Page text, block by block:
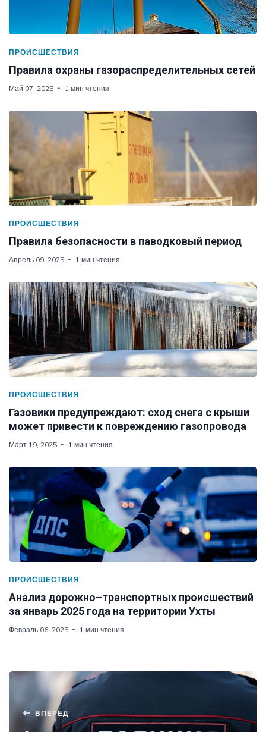
ПРОИСШЕСТВИЯ
Правила охраны газораспределительных сетей
Май 07, 2025 1 мин чтения
ПРОИСШЕСТВИЯ
Правила безопасности в паводковый период
Апрель 09, 2025 1 мин чтения
ПРОИСШЕСТВИЯ
Газовики предупреждают: сход снега с крыши
может привести к повреждению газопровода
Март 19, 2025 1 мин чтения
ПРОИСШЕСТВИЯ
Анализ дорожно–транспортных происшествий
за январь 2025 года на территории Ухты
Февраль 06, 2025 1 мин чтения
ВПЕРЕД